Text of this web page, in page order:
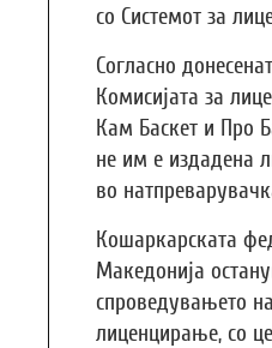
со Системот за
Согласно
Комисијата за
Кам Баскет и Про
не им е издадена
во
Кошаркарската
Македонија
спроведувањето
лиценцирање, со